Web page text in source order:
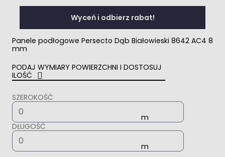
Wyceń i odbierz rabat!
Panele podłogowe Persecto Dąb Białowieski 8642 AC4 8
mm
PODAJ WYMIARY POWIERZCHNI I DOSTOSUJ
ILOŚĆ
SZEROKOŚĆ
DŁUGOŚĆ